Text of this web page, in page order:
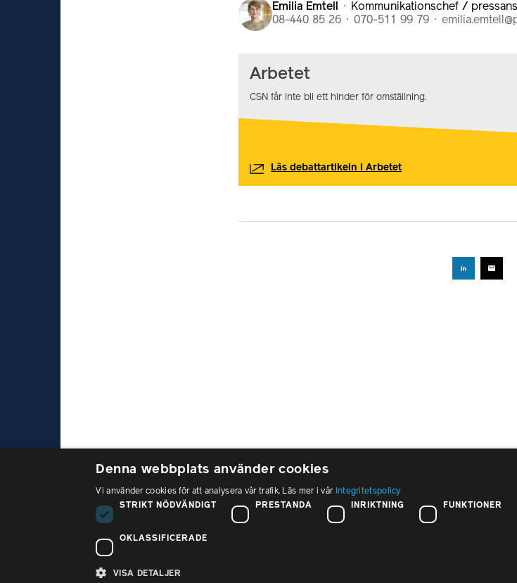
Emilia Emtell
Kommunikationschef /
08-440 85 26
070-511 99 79
Arbetet
CSN får inte bli ett hinder för omställning.
Läs debattartikeln i Arbetet
PTK är förhandlings- och
samverkansrådet som samlar över
Besöksadress:
Sankt Eriksgatan 26, 2 tr
Denna webbplats använder cookies
Vi använder cookies för att analysera vår trafik. Läs mer i vår Integritetspolicy
STRIKT NÖDVÄNDIGT
PRESTANDA INRIKTNING FUNKTIONER
OKLASSIFICERADE
VISA DETALJER